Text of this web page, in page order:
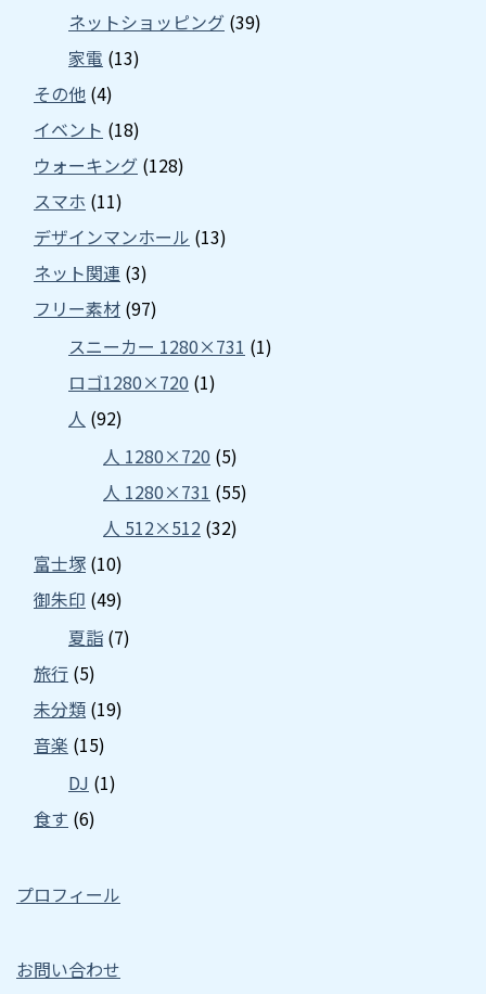
ネットショッピング (39)
家電 (13)
その他 (4)
イベント (18)
ウォーキング (128)
スマホ (11)
デザインマンホール (13)
ネット関連 (3)
フリー素材 (97)
スニーカー 1280×731 (1)
ロゴ1280×720 (1)
人 (92)
人 1280×720 (5)
人 1280×731 (55)
人 512×512 (32)
富士塚 (10)
御朱印 (49)
夏詣 (7)
旅行 (5)
未分類 (19)
音楽 (15)
DJ (1)
食す (6)
プロフィール
お問い合わせ